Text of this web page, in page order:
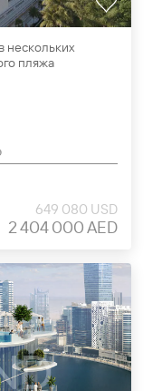
нескольких
пляжа
649 080 USD
2 404 000 AED